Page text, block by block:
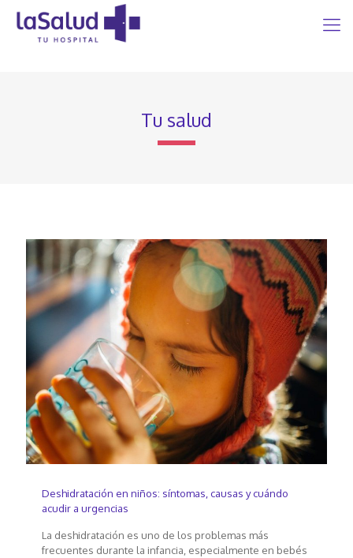
Tu salud
Deshidratación en niños: síntomas, causas y cuándo
acudir a urgencias
La deshidratación es uno de los problemas más
frecuentes durante la infancia, especialmente en bebés